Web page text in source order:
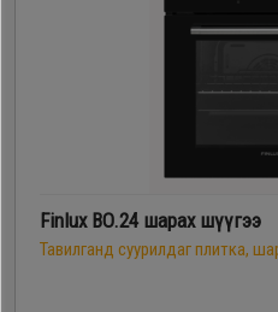
Finlux BO.24 шарах шүүгээ
Тавилганд суурилдаг плитка,